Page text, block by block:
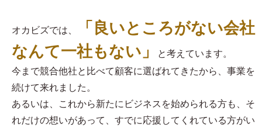
オカビズでは、
「良いところがない会社
なんて一社もない」
と考えています。
今まで競合他社と比べて顧客に選ばれてきたから、事業を
続けて来れました。
あるいは、これから新たにビジネスを始められる方も、そ
れだけの想いがあって、すでに応援してくれている方がい